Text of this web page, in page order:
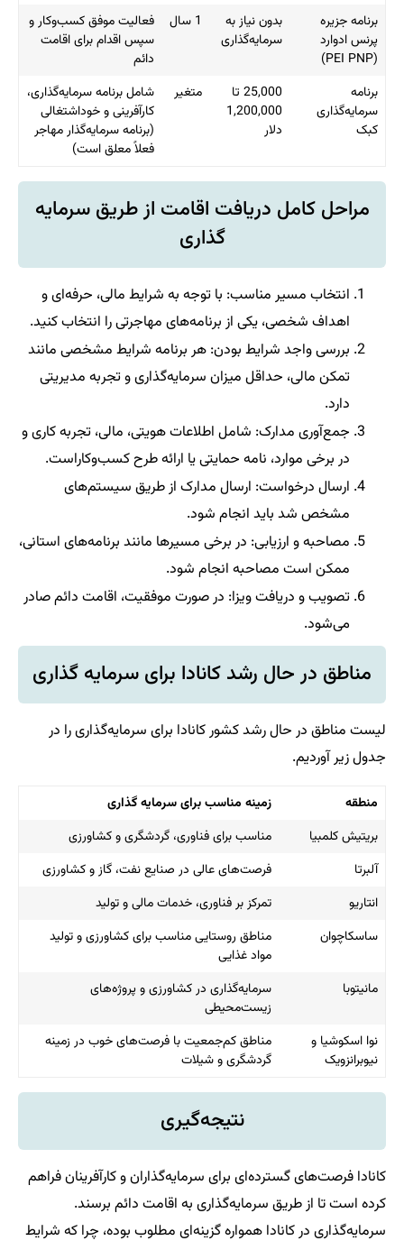
برنامه جزیره
پرنس ادوارد
(PEI PNP)
بدون نیاز به
سرمایه‌گذاری
1 سال
فعالیت موفق کسب‌وکار و
سپس اقدام برای اقامت
دائم
برنامه
سرمایه‌گذاری
کبک
25,000 تا
1,200,000
دلار
متغیر
شامل برنامه سرمایه‌گذاری،
کارآفرینی و خوداشتغالی
(برنامه سرمایه‌گذار مهاجر
فعلاً معلق است)
مراحل کامل دریافت اقامت از طریق سرمایه‌
گذاری
انتخاب مسیر مناسب: با توجه به شرایط مالی، حرفه‌ای و
اهداف شخصی، یکی از برنامه‌های مهاجرتی را انتخاب کنید.
بررسی واجد شرایط بودن: هر برنامه شرایط مشخصی مانند
تمکن مالی، حداقل میزان سرمایه‌گذاری و تجربه مدیریتی
دارد.
جمع‌آوری مدارک: شامل اطلاعات هویتی، مالی، تجربه کاری و
در برخی موارد، نامه حمایتی یا ارائه طرح کسب‌وکاراست.
ارسال درخواست: ارسال مدارک از طریق سیستم‌های
مشخص شد باید انجام شود.
مصاحبه و ارزیابی: در برخی مسیرها مانند برنامه‌های استانی،
ممکن است مصاحبه انجام شود.
تصویب و دریافت ویزا: در صورت موفقیت، اقامت دائم صادر
می‌شود.
مناطق در حال رشد کانادا برای سرمایه‌ گذاری
لیست مناطق در حال رشد کشور کانادا برای سرمایه‌گذاری را در
جدول زیر آوردیم.
منطقه
زمینه مناسب برای سرمایه گذاری
بریتیش کلمبیا
مناسب برای فناوری، گردشگری و کشاورزی
آلبرتا
فرصت‌های عالی در صنایع نفت، گاز و کشاورزی
انتاریو
تمرکز بر فناوری، خدمات مالی و تولید
ساسکاچوان
مناطق روستایی مناسب برای کشاورزی و تولید
مواد غذایی
مانیتوبا
سرمایه‌گذاری در کشاورزی و پروژه‌های
زیست‌محیطی
نوا اسکوشیا و
نیوبرانزویک
مناطق کم‌جمعیت با فرصت‌های خوب در زمینه
گردشگری و شیلات
نتیجه‌گیری
کانادا فرصت‌های گسترده‌ای برای سرمایه‌گذاران و کارآفرینان فراهم
کرده است تا از طریق سرمایه‌گذاری به اقامت دائم برسند.
سرمایه‌گذاری در کانادا همواره گزینه‌ای مطلوب بوده، چرا که شرایط